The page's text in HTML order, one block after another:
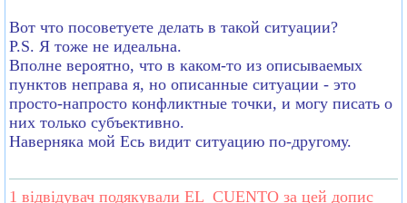
Вот что посоветуете делать в такой ситуации?
P.S. Я тоже не идеальна.
Вполне вероятно, что в каком-то из описываемых
пунктов неправа я, но описанные ситуации - это
просто-напросто конфликтные точки, и могу писать о
них только субъективно.
Наверняка мой Есь видит ситуацию по-другому.
1 відвідувач подякували EL_CUENTO за цей допис